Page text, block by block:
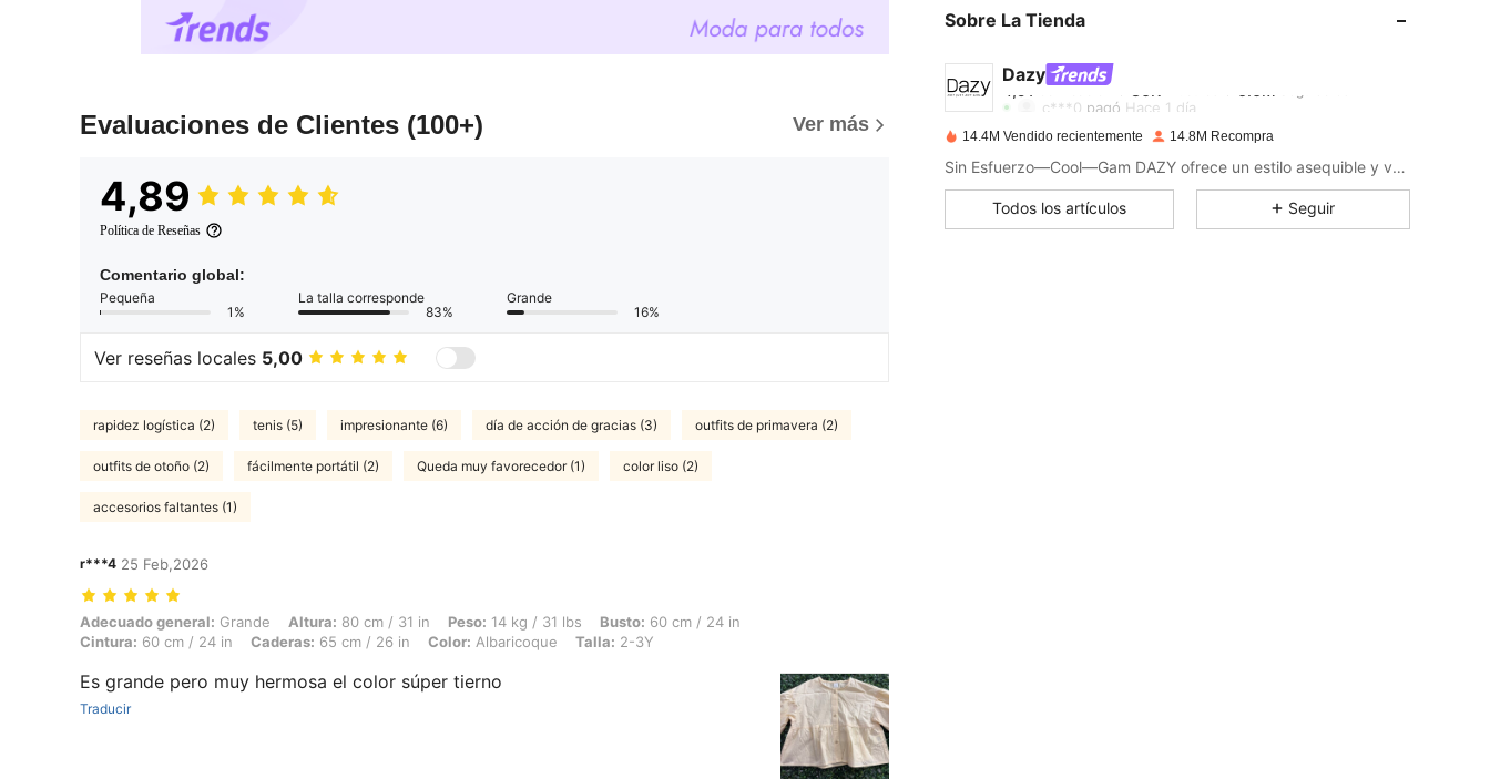
Evaluaciones de Clientes (100+) Ver más
4,89
Política de Reseñas
Comentario global:
Pequeña
1%
La talla corresponde
83%
Grande
16%
Ver reseñas locales 5,00
rapidez logística (2) tenis (5) impresionante (6) día de acción de gracias (3) outfits de primavera (2)
outfits de otoño (2) fácilmente portátil (2) Queda muy favorecedor (1) color liso (2)
accesorios faltantes (1)
r***4 25 Feb,2026
Adecuado general: Grande, Altura: 80 cm / 31 in, Peso: 14 kg / 31 lbs, Busto: 60 cm / 24 in, Cintura: 60 cm / 24 in, Caderas: 65 cm / 26 in, Color: Albaricoque, Talla: 2-3Y
Adecuado general: Grande Altura: 80 cm / 31 in Peso: 14 kg / 31 lbs Busto: 60 cm / 24 in
Cintura: 60 cm / 24 in Caderas: 65 cm / 26 in Color: Albaricoque Talla: 2-3Y
Es grande pero muy hermosa el color súper tierno
Traducir
Sobre La Tienda
Dazy
4,91
4,91Calificación
c***0 pagó Hace 1 día
4,91
14.4M Vendido recientemente 14.8M Recompra
Sin Esfuerzo—Cool—Gam DAZY ofrece un estilo asequible y versátil para crear tu armario definitivo. Vístete con confianza exactamente de la manera que tu elijas.
Todos los artículos Seguir